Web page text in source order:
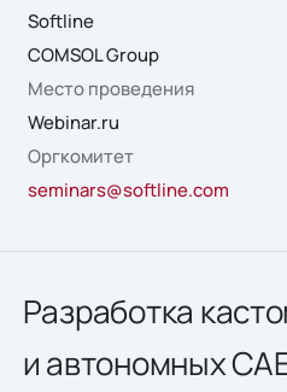
Softline
COMSOL Group
Место проведения
Webinar.ru
Оргкомитет
seminars@softline.com
Разработка
и автономных